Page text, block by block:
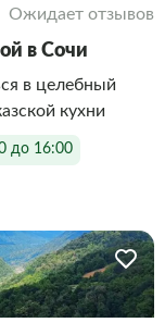
Ожидает отзывов
в Сочи
в целебный
кухни
до 16:00